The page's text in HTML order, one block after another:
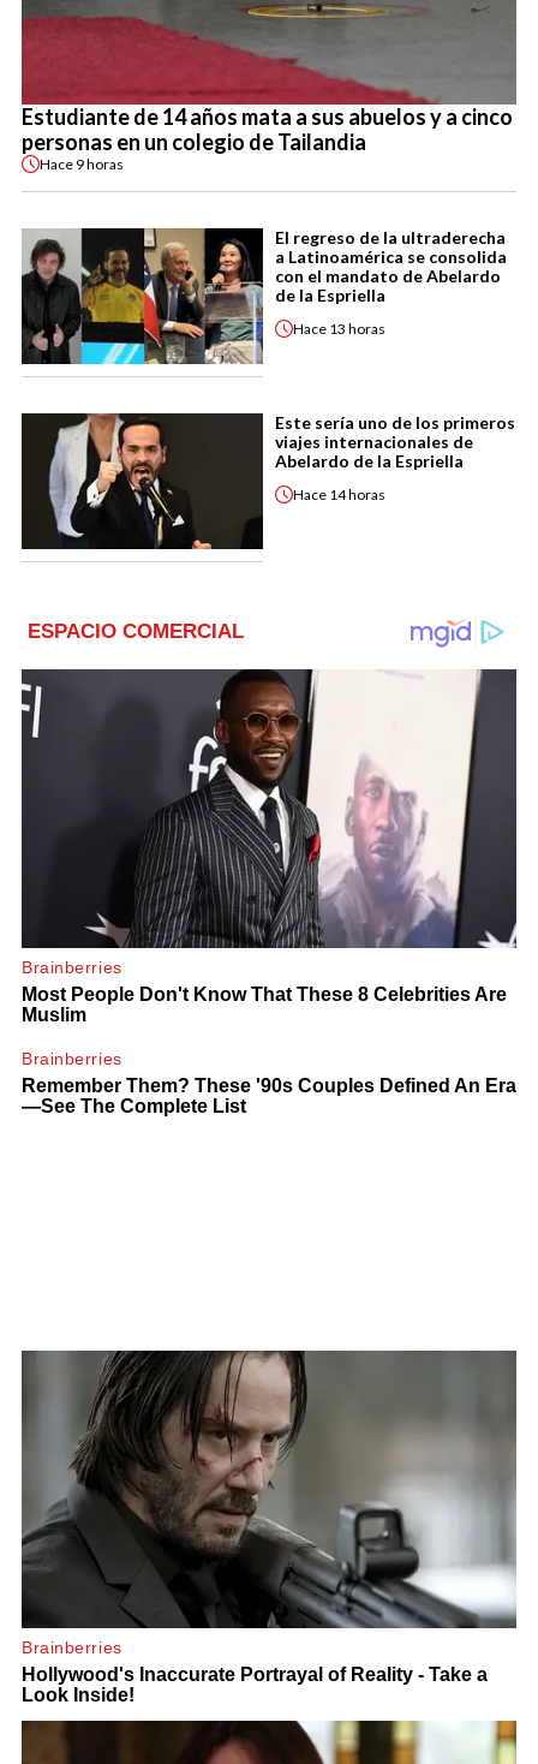
Estudiante de 14 años mata a sus abuelos y a cinco
personas en un colegio de Tailandia
Hace 9 horas
El regreso de la ultraderecha
a Latinoamérica se consolida
con el mandato de Abelardo
de la Espriella
Hace 13 horas
Este sería uno de los primeros
viajes internacionales de
Abelardo de la Espriella
Hace 14 horas